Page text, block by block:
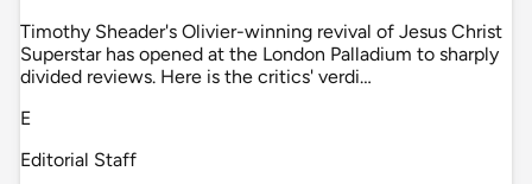
Timothy Sheader's Olivier-winning revival of Jesus Christ
Superstar has opened at the London Palladium to sharply
divided reviews. Here is the critics' verdi…
E
Editorial Staff